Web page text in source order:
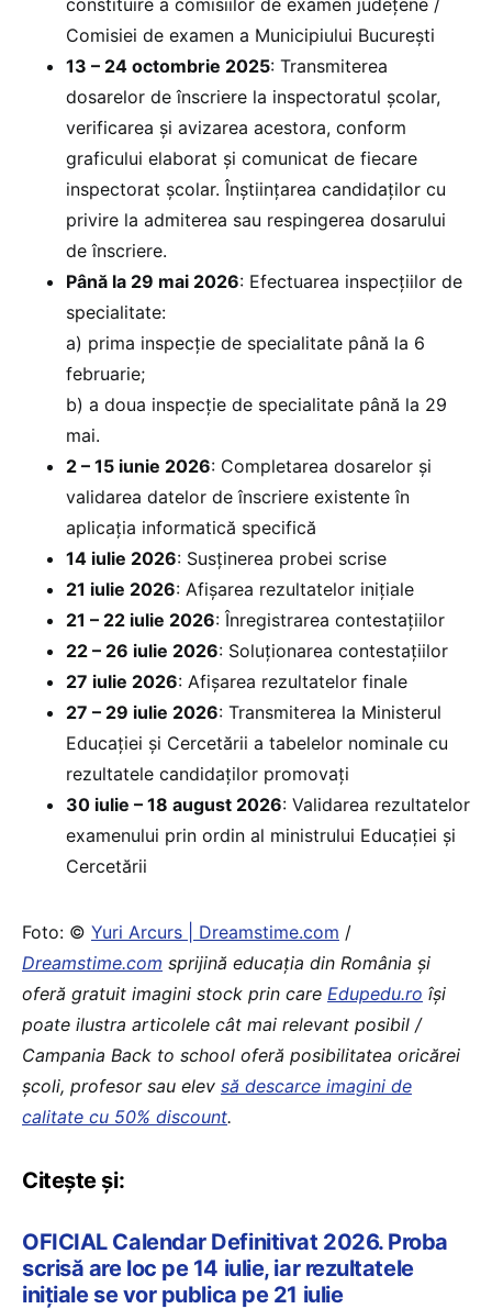
Comisiei de examen a Municipiului București
13 – 24 octombrie 2025: Transmiterea
dosarelor de înscriere la inspectoratul școlar,
verificarea și avizarea acestora, conform
graficului elaborat și comunicat de fiecare
inspectorat școlar. Înştiinţarea candidaţilor cu
privire la admiterea sau respingerea dosarului
de înscriere.
Până la 29 mai 2026: Efectuarea inspecțiilor de
specialitate:
a) prima inspecție de specialitate până la 6
februarie;
b) a doua inspecție de specialitate până la 29
mai.
2 – 15 iunie 2026: Completarea dosarelor și
validarea datelor de înscriere existente în
aplicația informatică specifică
14 iulie 2026: Susţinerea probei scrise
21 iulie 2026: Afişarea rezultatelor inițiale
21 – 22 iulie 2026: Înregistrarea contestaţiilor
22 – 26 iulie 2026: Soluționarea contestaţiilor
27 iulie 2026: Afişarea rezultatelor finale
27 – 29 iulie 2026: Transmiterea la Ministerul
Educației și Cercetării a tabelelor nominale cu
rezultatele candidaţilor promovați
30 iulie – 18 august 2026: Validarea rezultatelor
examenului prin ordin al ministrului Educației și
Cercetării
Foto: © Yuri Arcurs | Dreamstime.com /
Dreamstime.com sprijină educaţia din România şi
oferă gratuit imagini stock prin care Edupedu.ro îşi
poate ilustra articolele cât mai relevant posibil /
Campania Back to school oferă posibilitatea oricărei
școli, profesor sau elev să descarce imagini de
calitate cu 50% discount.
Citește și:
OFICIAL Calendar Definitivat 2026. Proba
scrisă are loc pe 14 iulie, iar rezultatele
inițiale se vor publica pe 21 iulie